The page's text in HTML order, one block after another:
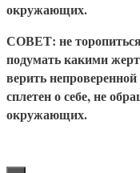
окружающих.
СОВЕТ: не
подумать какими
верить
сплетен о себе, не
окружающих.